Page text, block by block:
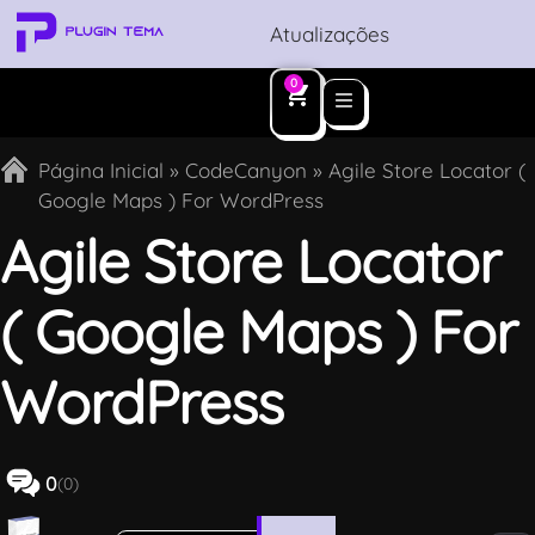
Atualizações
0
Página Inicial » CodeCanyon » Agile Store Locator (
Google Maps ) For WordPress
Agile Store Locator
( Google Maps ) For
WordPress
0(0)